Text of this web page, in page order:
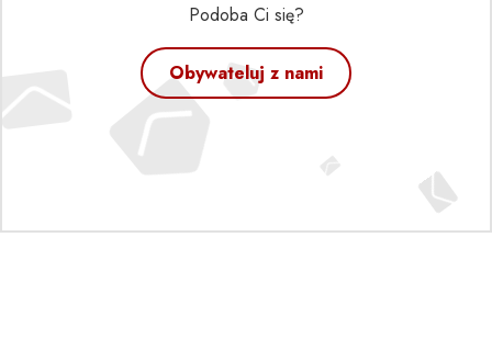
Podoba Ci się?
Obywateluj z nami